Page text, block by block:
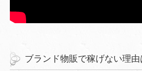
ブランド物販で稼げない理由